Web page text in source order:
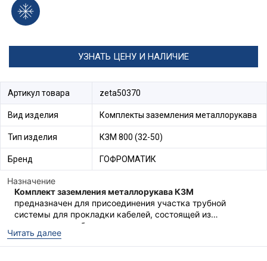
УЗНАТЬ ЦЕНУ И НАЛИЧИЕ
Артикул товара zeta50370
Вид изделия Комплекты заземления металлорукава
Тип изделия КЗМ 800 (32-50)
Бренд ГОФРОМАТИК
Назначение
Комплект заземления металлорукава КЗМ
предназначен для присоединения участка трубной
системы для прокладки кабелей, состоящей из
металлорукава без изоляционного покрытия, к
заземляющему устройству.
КЗМэто комплект, состоящий из пружины постоянного
Читать далее